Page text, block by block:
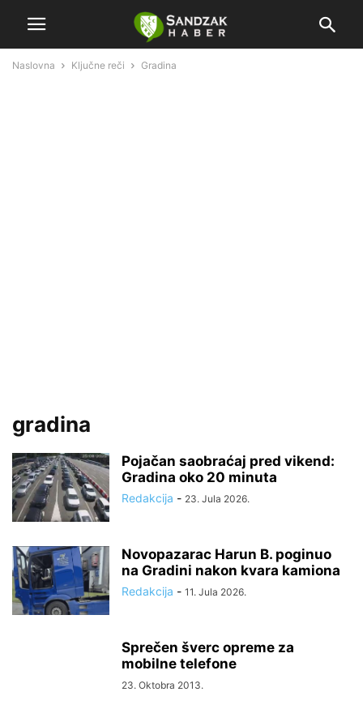
Naslovna Ključne reči Gradina
gradina
Pojačan saobraćaj pred vikend:
Gradina oko 20 minuta
Redakcija - 23. Jula 2026.
Novopazarac Harun B. poginuo
na Gradini nakon kvara kamiona
Redakcija - 11. Jula 2026.
Sprečen šverc opreme za
mobilne telefone
23. Oktobra 2013.